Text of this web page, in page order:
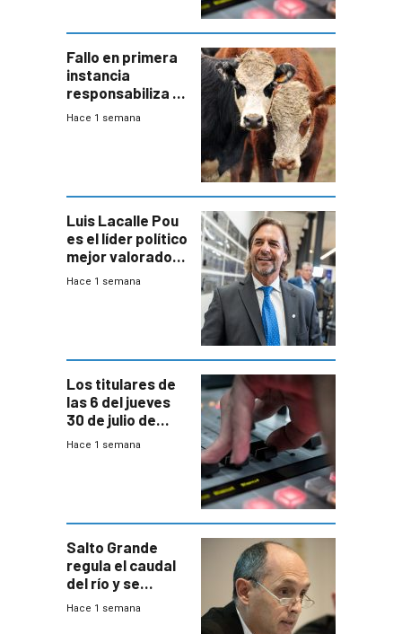
Fallo en primera
instancia
responsabiliza al
Estado por falta
Hace 1 semana
Luis Lacalle Pou
es el líder político
mejor valorado
del país, según
Hace 1 semana
Los titulares de
las 6 del jueves
30 de julio de
2026
Hace 1 semana
Salto Grande
regula el caudal
del río y se
prepara para un
Hace 1 semana